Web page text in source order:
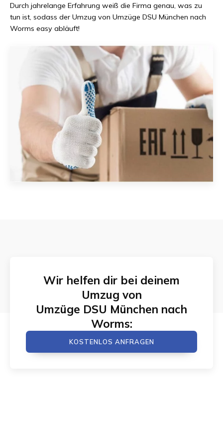
Durch jahrelange Erfahrung weiß die Firma genau, was zu
tun ist, sodass der Umzug von Umzüge DSU München nach
Worms easy abläuft!
Wir helfen dir bei deinem
Umzug von
Umzüge DSU München nach
Worms:
KOSTENLOS ANFRAGEN